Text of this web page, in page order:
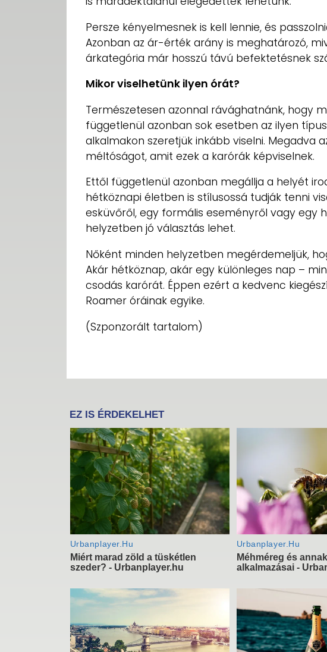
Persze kényelmesnek is kell lennie, és
Azonban az ár-érték arány is meghatározó,
árkategória már hosszú távú befektetésnek
Mikor viselhetünk ilyen órát?
Természetesen azonnal rávághatnánk, hogy
függetlenül azonban sok esetben az ilyen
alkalmakon szeretjük inkább viselni. Megadva
méltóságot, amit ezek a karórák képviselnek.
Ettől függetlenül azonban megállja a helyét
hétköznapi életben is stílusossá tudják tenni
esküvőről, egy formális eseményről vagy egy
helyzetben jó választás lehet.
Nőként minden helyzetben megérdemeljük,
Akár hétköznap, akár egy különleges nap –
csodás karórát. Éppen ezért a kedvenc
Roamer óráinak egyike.
(Szponzorált tartalom)